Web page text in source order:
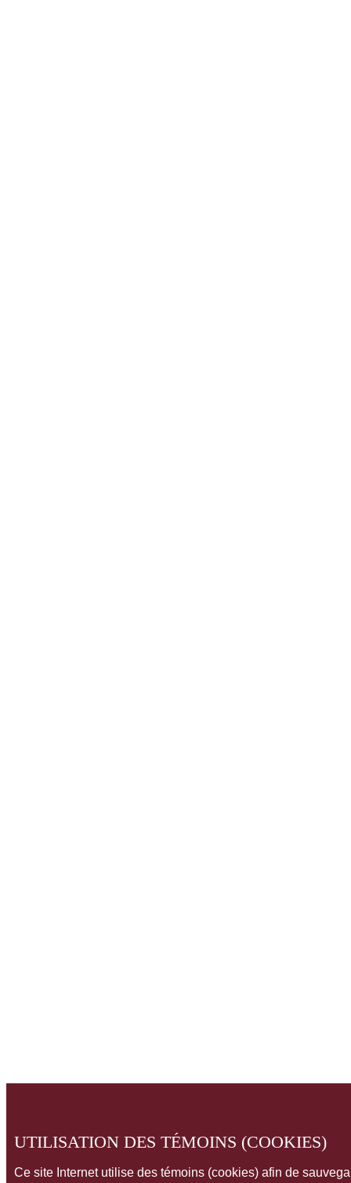
UTILISATION DES TÉMOINS (COOKIES)
Ce site Internet utilise des témoins (cookies) afin de